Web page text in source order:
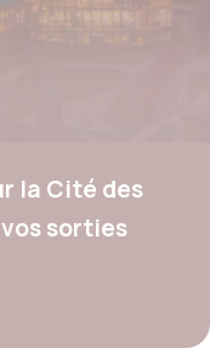
la Cité des
sorties